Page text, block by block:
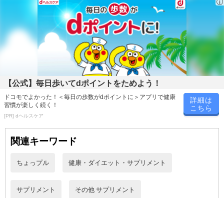
・エチケットの追及をしたい方
・芳醇な薔薇の香りを試したい方
1袋当たり：内容量：61.2g【1粒の重量340mg(内容量220mg)×180
・賞味期限：
製造日より3年
※商品到着時点でのお日持ち期間は、配送日数などにより異なり
・原産国（最終加工地）：日本
・原材料/材質/素材：グレープシードオイル／ゼラチン、グリセリ
・お召し上がり方：1日1粒を目安に、ぬるま湯または水とともにゆ
【公式】毎日歩いてdポイントをためよう！
ドコモでよかった！＜毎日の歩数がdポイントに＞アプリで健康
習慣が楽しく続く！
[PR] dヘルスケア
詳細は
こちら
関連キーワード
ちょっプル 健康・ダイエット・サプリメント
サプリメント その他 サプリメント